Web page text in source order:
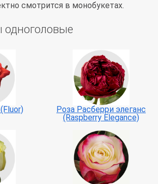
смотрится в монобукетах.
одноголовые
Роза Расберри элеганс
(Raspberry Elegance)